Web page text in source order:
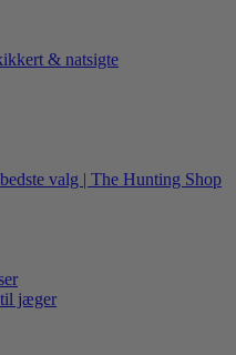
& natsigte
valg | The Hunting Shop
jæger